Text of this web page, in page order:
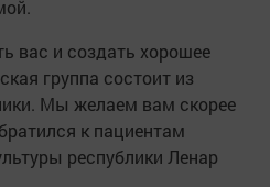
вас и создать хорошее
группа состоит из
Мы желаем вам скорее
к пациентам
республики Ленар